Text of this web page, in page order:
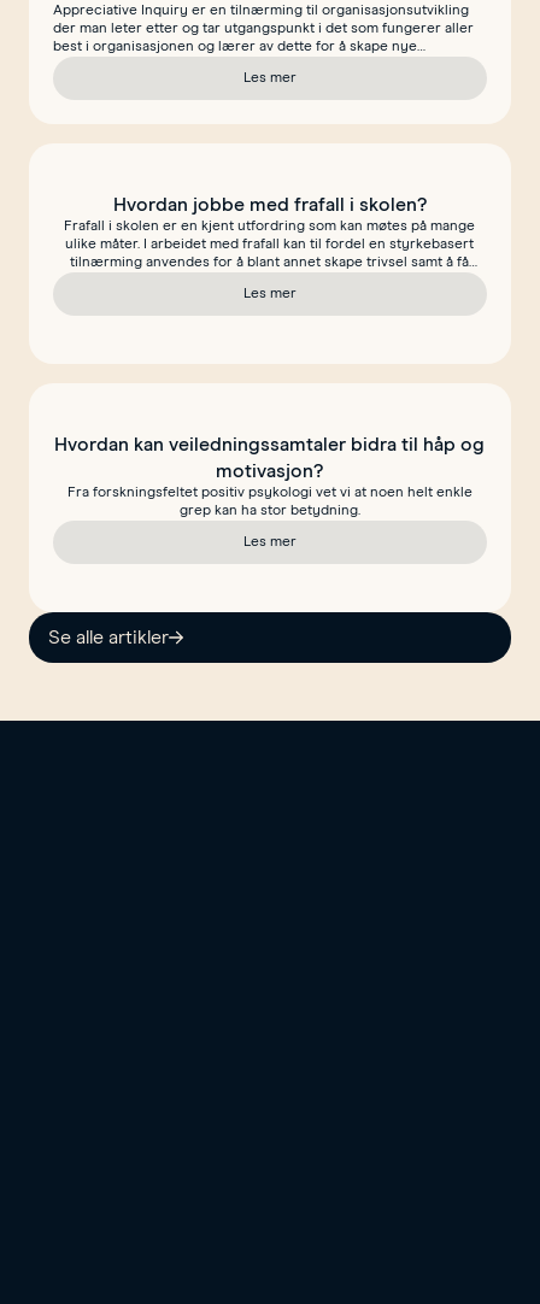
Appreciative Inquiry er en tilnærming til organisasjonsutvikling
der man leter etter og tar utgangspunkt i det som fungerer aller
best i organisasjonen og lærer av dette for å skape nye
suksesser framover. Også kjent som anerkjennende
organisasjonsutvikling.
Les merom Hva er Appreciative Inquiry?
Hvordan jobbe med frafall i skolen?
Frafall i skolen er en kjent utfordring som kan møtes på mange
ulike måter. I arbeidet med frafall kan til fordel en styrkebasert
tilnærming anvendes for å blant annet skape trivsel samt å få
Les merom Hvordan jobbe med frafall i skolen?
Hvordan kan veiledningssamtaler bidra til håp og
motivasjon?
Fra forskningsfeltet positiv psykologi vet vi at noen helt enkle
grep kan ha stor betydning.
Les merom Hvordan kan veiledningssamtaler
Se alle artikler